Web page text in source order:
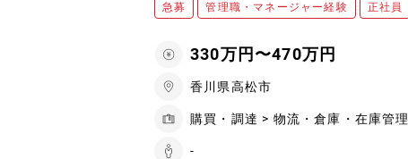
急募 管理職・マネージャー経験 正社員
330万円〜470万円
香川県高松市
購買・調達 > 物流・倉庫・在庫管理
-